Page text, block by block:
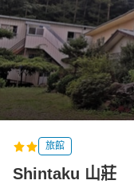
旅館
Shintaku 山莊